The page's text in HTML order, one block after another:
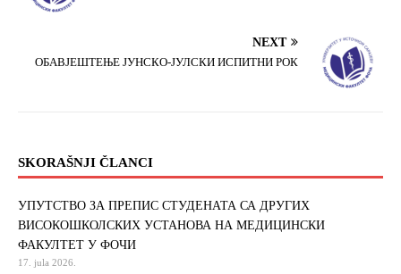
NEXT
ОБАВЈЕШТЕЊЕ ЈУНСКО-ЈУЛСКИ ИСПИТНИ РОК
SKORAŠNJI ČLANCI
УПУТСТВО ЗА ПРЕПИС СТУДЕНАТА СА ДРУГИХ
ВИСОКОШКОЛСКИХ УСТАНОВА НА МЕДИЦИНСКИ
ФАКУЛТЕТ У ФОЧИ
17. jula 2026.